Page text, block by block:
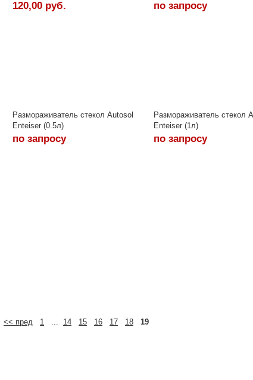
120,00 руб. по запросу
Размораживатель стекол Autosol
Enteiser (0.5л)
по запросу
Размораживатель стекол
Enteiser (1л)
по запросу
<< пред 1 ... 14 15 16 17 18 19